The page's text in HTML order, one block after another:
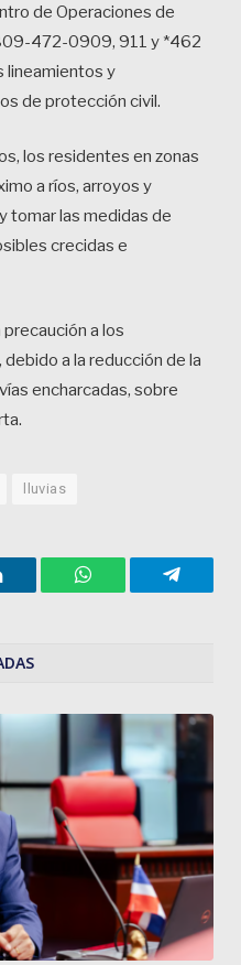
de Operaciones de
472-0909, 911 y *462
lineamientos y
de protección civil.
los residentes en zonas
a ríos, arroyos y
tomar las medidas de
crecidas e
a los
a la reducción de la
encharcadas, sobre
lluvias
WhatsApp